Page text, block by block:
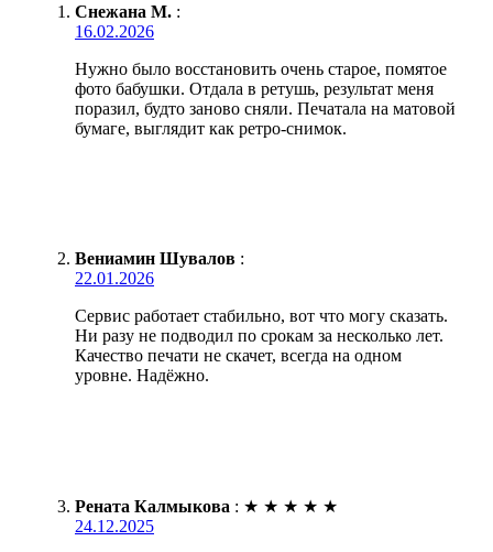
Снежана М. :
16.02.2026
Нужно было восстановить очень старое, помятое
фото бабушки. Отдала в ретушь, результат меня
поразил, будто заново сняли. Печатала на матовой
бумаге, выглядит как ретро-снимок.
Вениамин Шувалов :
22.01.2026
Сервис работает стабильно, вот что могу сказать.
Ни разу не подводил по срокам за несколько лет.
Качество печати не скачет, всегда на одном
уровне. Надёжно.
Рената Калмыкова : ★ ★ ★ ★ ★
24.12.2025